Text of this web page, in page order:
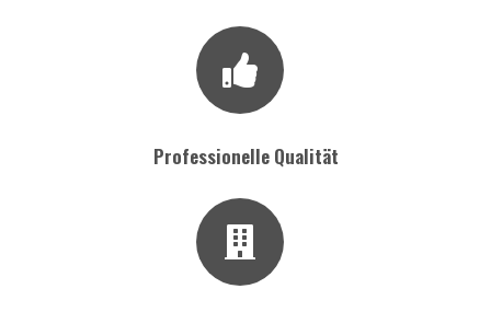
Professionelle Qualität